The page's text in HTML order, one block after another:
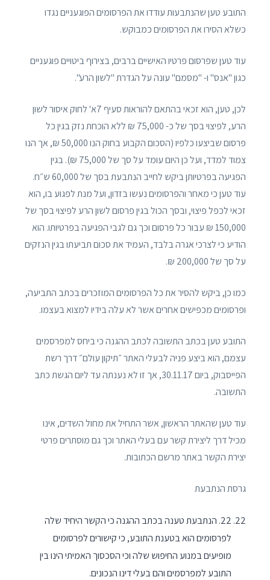
התובע טען שהנתבעות עודדו את הפרסומים הפוגעניים נגדו
כשלא הסירו את הפרסומים כמבוקש.
עוד טען שפרסום פרטיו האישיים ברבים, בצירוף ביטויים פוגעניים
כגון "אנס" ו- "מסמם" עונה על הגדרת "לשון הרע".
לכן, טען, הוא זכאי בהתאם להוראות סעיף 7א' לחוק איסור לשון
הרע, לפיצוי בסך של כ- 75,000 ₪ ללא הוכחת נזק בגין כל
פרסום שביצעו כלפיו (הסכום הקבוע בחוק הנו 50,000 ₪, אך הנו
צמוד למדד, ועל כן היום עומד על סך של 75,000 ₪). בגין
הפגיעה בפרטיותן ביקש לחייב הנתבעת בסך של 60,000 ש״ח.
עוד טען כי מאחר והפרסומים נעשו בזדון, ועל מנת לפגוע בו, הוא
זכאי לכפל פיצוי, ובסך הכול בגין פרסום לשון הרע לפיצוי בסך של
150,000 ₪ עבור כל פרסום וכך גם לגבי הפגיעה בפרטיותו. הוא
הודיע כי לצרכי אגרה בלבד, העמיד את סכום תביעתו בגין הנזקים
על סך של 200,000 ₪.
כמו כן, ביקש להסיר את כל הפרסומים המוזכרים בכתב התביעה,
ופרסומים מכפישים אחרים אשר לא עלה בידיו למצוא בעצמו.
התובע טען בכתב התשובה לכתב ההגנה כי ביחס למפרסמים
עצמם, הוא ביצע פניה לבעלי האתר ״תיקון עולם״ דרך רשת
הפייסבוק, ביום 30.11.17, אך זו לא נענתה עד ליום הגשת כתב
התשובה.
עוד טען שהאתר הראשון, אשר התחיל את מחול השדים, אינו
מכיל דרך ליצירת קשר עם בעלי האתר וכך גם מוסתרים פרטי
יצירת הקשר באתר מרשם הכתובות.
גרסת הנתבעת
22. הנתבעת טענה בכתב ההגנה כי הקשר היחיד שלה
לפרסומים הוא בטענת התובע, כי קישורים לפרסומים
מופיעים במנוע החיפוש שלה וכי הסכסוך האמיתי הינו בין
התובע למפרסמים והם בעלי דינו הנכונים.